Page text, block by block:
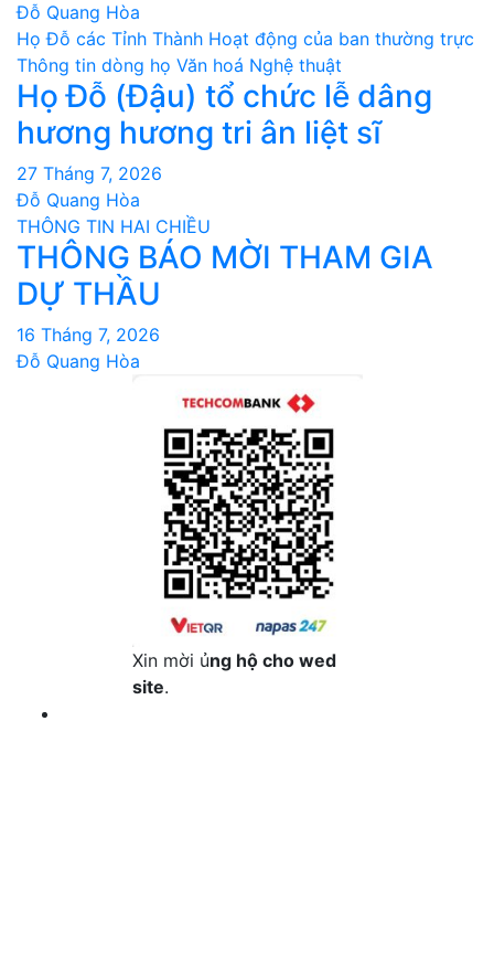
Đỗ Quang Hòa
Họ Đỗ các Tỉnh Thành Hoạt động của ban thường trực
Thông tin dòng họ Văn hoá Nghệ thuật
Họ Đỗ (Đậu) tổ chức lễ dâng
hương hương tri ân liệt sĩ
27 Tháng 7, 2026
Đỗ Quang Hòa
THÔNG TIN HAI CHIỀU
THÔNG BÁO MỜI THAM GIA
DỰ THẦU
16 Tháng 7, 2026
Đỗ Quang Hòa
Xin mời ủng hộ cho wed
site.